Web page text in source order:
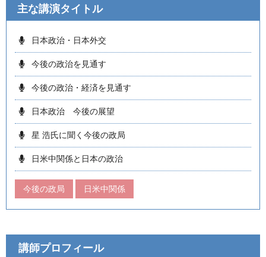
主な講演タイトル
日本政治・日本外交
今後の政治を見通す
今後の政治・経済を見通す
日本政治 今後の展望
星 浩氏に聞く今後の政局
日米中関係と日本の政治
今後の政局 日米中関係
講師プロフィール